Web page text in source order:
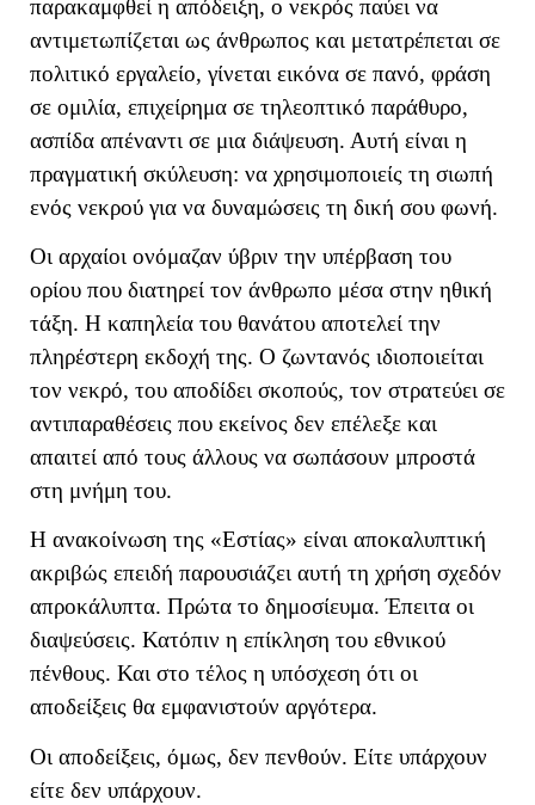
παρακαμφθεί η απόδειξη, ο νεκρός παύει να
αντιμετωπίζεται ως άνθρωπος και μετατρέπεται σε
πολιτικό εργαλείο, γίνεται εικόνα σε πανό, φράση
σε ομιλία, επιχείρημα σε τηλεοπτικό παράθυρο,
ασπίδα απέναντι σε μια διάψευση. Αυτή είναι η
πραγματική σκύλευση: να χρησιμοποιείς τη σιωπή
ενός νεκρού για να δυναμώσεις τη δική σου φωνή.
Οι αρχαίοι ονόμαζαν ύβριν την υπέρβαση του
ορίου που διατηρεί τον άνθρωπο μέσα στην ηθική
τάξη. Η καπηλεία του θανάτου αποτελεί την
πληρέστερη εκδοχή της. Ο ζωντανός ιδιοποιείται
τον νεκρό, του αποδίδει σκοπούς, τον στρατεύει σε
αντιπαραθέσεις που εκείνος δεν επέλεξε και
απαιτεί από τους άλλους να σωπάσουν μπροστά
στη μνήμη του.
Η ανακοίνωση της «Εστίας» είναι αποκαλυπτική
ακριβώς επειδή παρουσιάζει αυτή τη χρήση σχεδόν
απροκάλυπτα. Πρώτα το δημοσίευμα. Έπειτα οι
διαψεύσεις. Κατόπιν η επίκληση του εθνικού
πένθους. Και στο τέλος η υπόσχεση ότι οι
αποδείξεις θα εμφανιστούν αργότερα.
Οι αποδείξεις, όμως, δεν πενθούν. Είτε υπάρχουν
είτε δεν υπάρχουν.